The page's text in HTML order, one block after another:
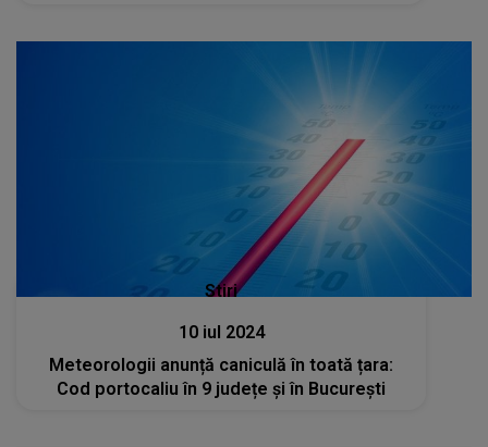
Stiri
10 iul 2024
Meteorologii anunță caniculă în toată țara:
Cod portocaliu în 9 județe și în București